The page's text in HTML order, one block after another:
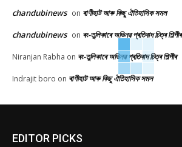
chandubinews on ৰাণীহাট আৰু কিছু ঐতিহাসিক সমল
chandubinews on ৰং-তুলিকাৰে অভিনৱ প্ৰতিবাদ চিত্ৰ শিল্পীৰ
Niranjan Rabha on ৰং-তুলিকাৰে অভিনৱ প্ৰতিবাদ চিত্ৰ শিল্পীৰ
Indrajit boro on ৰাণীহাট আৰু কিছু ঐতিহাসিক সমল
EDITOR PICKS